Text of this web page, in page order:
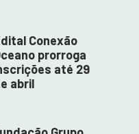
Conexão
prorroga
até 29
abril